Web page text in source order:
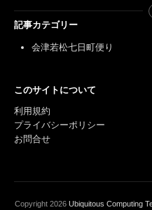
記事カテゴリー
会津若松七日町便り
このサイトについて
利用規約
プライバシーポリシー
お問合せ
Copyright 2026 Ubiquitous Computing